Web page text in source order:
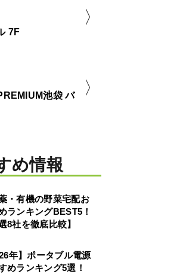
7F
池袋 バ
め情報
・有機の野菜宅配お
ランキングBEST5！
8社を徹底比較】
年】ポータブル電源
めランキング5選！